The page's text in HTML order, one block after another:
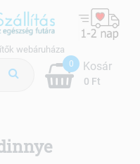
webáruháza
0
0 Ft
Kosár